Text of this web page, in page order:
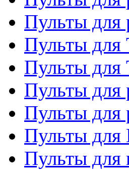
Пульты для
Пульты для
Пульты для
Пульты для
Пульты для
Пульты
Пульты для